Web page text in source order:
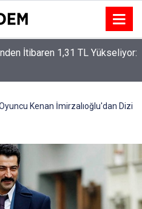
İtibaren 1,31 TL Yükseliyor:
Kenan İmirzalıoğlu'dan Dizi